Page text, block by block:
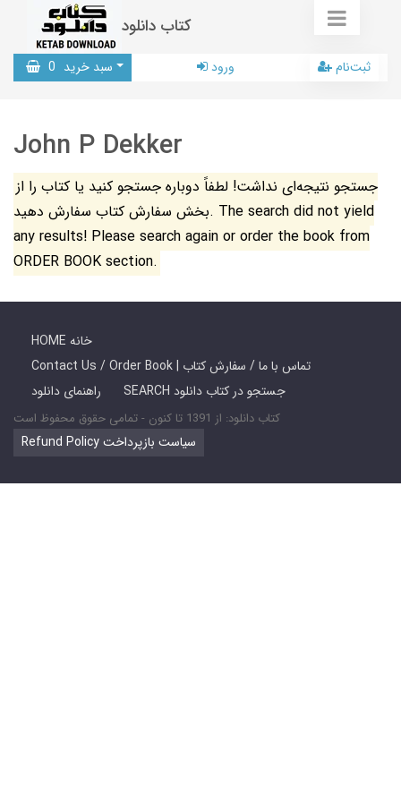
کتاب دانلود
سبد خرید 0 ورود ثبت‌نام
John P Dekker
جستجو نتیجه‌ای نداشت! لطفاً دوباره جستجو کنید یا کتاب را از
بخش سفارش کتاب سفارش دهید. The search did not yield
any results! Please search again or order the book from
ORDER BOOK section.
HOME خانه
Contact Us / Order Book | تماس با ما / سفارش کتاب
راهنمای دانلود
SEARCH جستجو در کتاب دانلود
کتاب دانلود: از 1391 تا کنون - تمامی حقوق محفوظ است
Refund Policy سیاست بازپرداخت